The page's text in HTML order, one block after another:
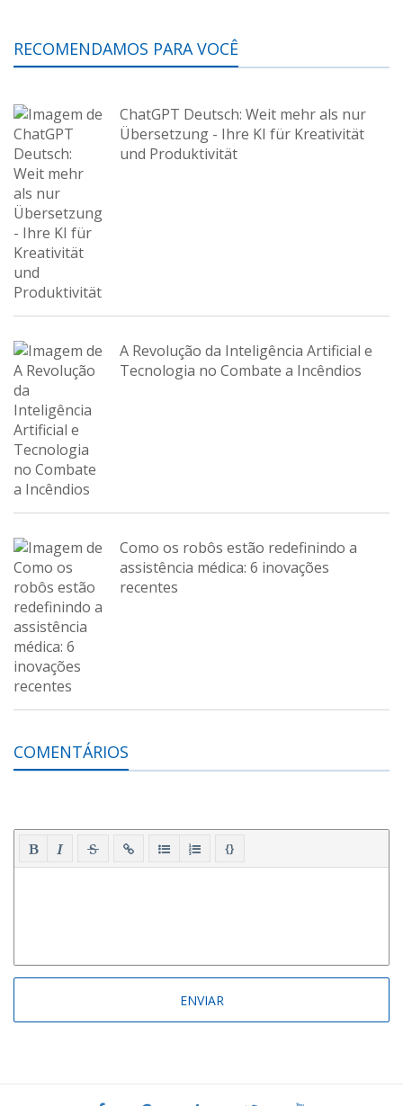
RECOMENDAMOS PARA VOCÊ
ChatGPT Deutsch: Weit mehr als nur
Übersetzung - Ihre KI für Kreativität
und Produktivität
A Revolução da Inteligência Artificial e
Tecnologia no Combate a Incêndios
Como os robôs estão redefinindo a
assistência médica: 6 inovações
recentes
COMENTÁRIOS
{}